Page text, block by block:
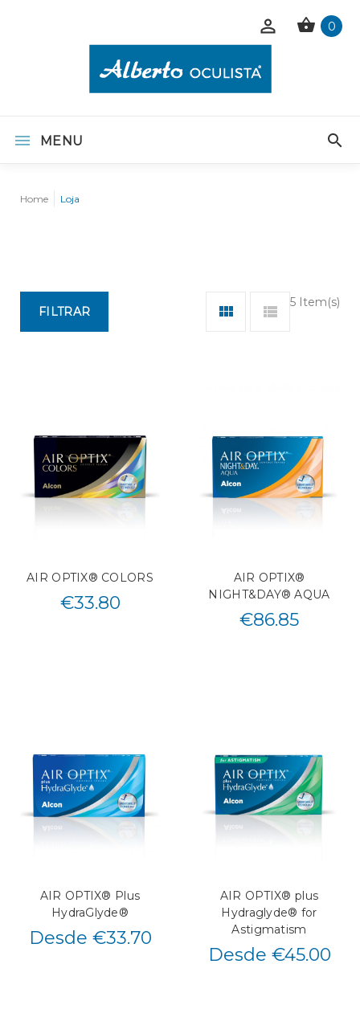
0
MENU
Home Loja
5 Item(s)
FILTRAR
AIR OPTIX® COLORS
€33.80
AIR OPTIX®
NIGHT&DAY® AQUA
€86.85
AIR OPTIX® Plus
HydraGlyde®
Desde €33.70
AIR OPTIX® plus
Hydraglyde® for
Astigmatism
Desde €45.00